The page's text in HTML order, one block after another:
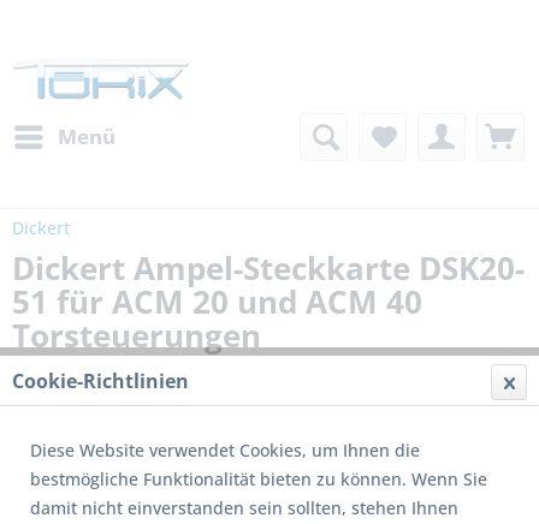
Menü
Dickert
Dickert Ampel-Steckkarte DSK20-
51 für ACM 20 und ACM 40
Torsteuerungen
Cookie-Richtlinien
Diese Website verwendet Cookies, um Ihnen die
bestmögliche Funktionalität bieten zu können. Wenn Sie
damit nicht einverstanden sein sollten, stehen Ihnen